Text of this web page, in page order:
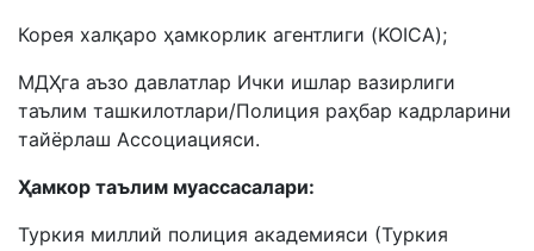
Корея халқаро ҳамкорлик агентлиги (KOICA);
МДҲга аъзо давлатлар Ички ишлар вазирлиги
таълим ташкилотлари/Полиция раҳбар кадрларини
тайёрлаш Ассоциацияси.
Ҳамкор таълим муассасалари:
Туркия миллий полиция академияси (Туркия